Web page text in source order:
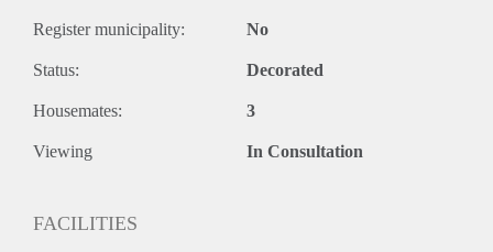
Register municipality: No
Status: Decorated
Housemates: 3
Viewing In Consultation
FACILITIES